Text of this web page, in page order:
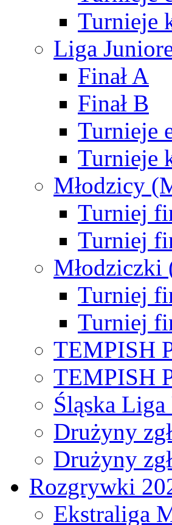
Turnieje
Liga
Finał A
Finał B
Turnieje
Turnieje
Młodzicy
Turniej
Turniej
Młodziczki
Turniej
Turniej
TEMPISH
TEMPISH
Śląska
Drużyny
Drużyny
Rozgrywki
Ekstraliga